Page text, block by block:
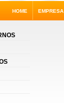
HOME EMPRESA